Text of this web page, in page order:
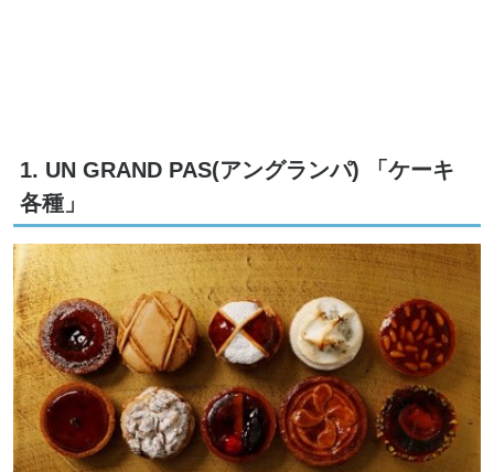
1. UN GRAND PAS(アングランパ) 「ケーキ
各種」